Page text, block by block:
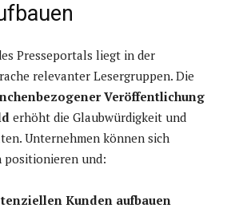
Presseportals liegt in der
relevanter Lesergruppen. Die
Veröffentlichung
erhöht die Glaubwürdigkeit und
Unternehmen können sich
positionieren und:
Kunden aufbauen